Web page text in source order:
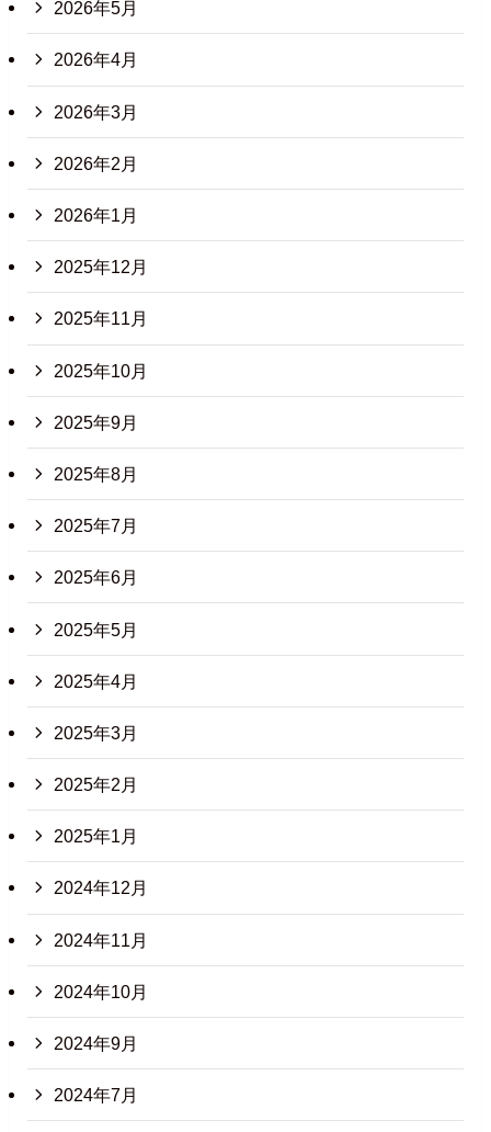
2026年5月
2026年4月
2026年3月
2026年2月
2026年1月
2025年12月
2025年11月
2025年10月
2025年9月
2025年8月
2025年7月
2025年6月
2025年5月
2025年4月
2025年3月
2025年2月
2025年1月
2024年12月
2024年11月
2024年10月
2024年9月
2024年7月